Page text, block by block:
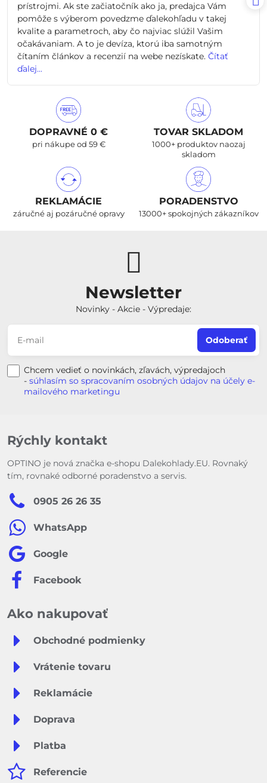
prístrojmi. Ak ste začiatočník ako ja, predajca Vám
pomôže s výberom povedzme ďalekohľadu v takej
kvalite a parametroch, aby čo najviac slúžil Vašim
očakávaniam. A to je devíza, ktorú iba samotným
čítaním článkov a recenzií na webe nezískate. Čítať
ďalej...
DOPRAVNÉ 0 €
pri nákupe od 59 €
TOVAR SKLADOM
1000+ produktov naozaj
skladom
REKLAMÁCIE
záručné aj pozáručné opravy
PORADENSTVO
13000+ spokojných zákazníkov
Newsletter
Novinky - Akcie - Výpredaje:
Odoberať
Chcem vedieť o novinkách, zľavách, výpredajoch
- súhlasím so spracovaním osobných údajov na účely e-
mailového marketingu
Rýchly kontakt
OPTINO je nová značka e-shopu Dalekohlady.EU. Rovnaký
tím, rovnaké odborné poradenstvo a servis.
0905 26 26 35
WhatsApp
Google
Facebook
Ako nakupovať
Obchodné podmienky
Vrátenie tovaru
Reklamácie
Doprava
Platba
Referencie